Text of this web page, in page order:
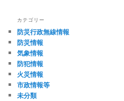
カテゴリー
防災行政無線情報
防災情報
気象情報
防犯情報
火災情報
市政情報等
未分類